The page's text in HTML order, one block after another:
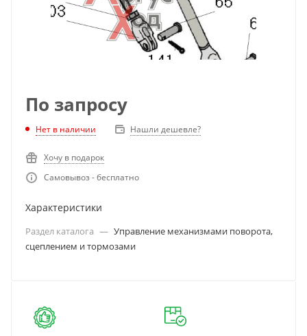
По запросу
Нет в наличии Нашли дешевле?
Хочу в подарок
Самовывоз - бесплатно
Характеристики
Раздел каталога — Управление механизмами поворота,
сцеплением и тормозами